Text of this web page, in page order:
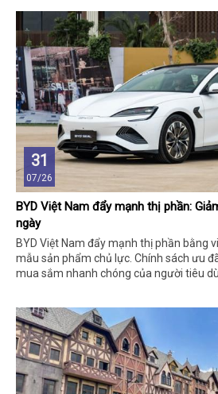
31
07/26
BYD Việt Nam đẩy mạnh thị phần:
ngày
BYD Việt Nam đẩy mạnh thị phần bằng
mẫu sản phẩm chủ lực. Chính sách ưu
mua sắm nhanh chóng của người tiêu